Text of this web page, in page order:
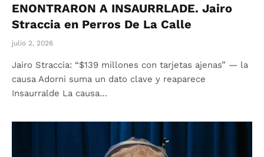
ENONTRARON A INSAURRLADE. Jairo
Straccia en Perros De La Calle
julio 2, 2026
Jairo Straccia: “$139 millones con tarjetas ajenas” — la
causa Adorni suma un dato clave y reaparece
Insaurralde La causa…